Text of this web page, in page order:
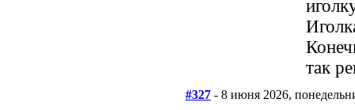
так
#327 - 8 июня 2026,